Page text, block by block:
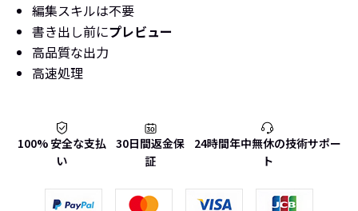
編集スキルは不要
書き出し前にプレビュー
高品質な出力
高速処理
100% 安全な支払
い
30日間返金保
証
24時間年中無休の技術サポー
ト